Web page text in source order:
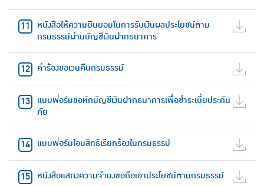
หนังสือให้ความยินยอมในการรับเงินผลประโยชน์ตาม
กรมธรรม์ผ่านบัญชีเงินฝากธนาคาร
คำร้องขอเวนคืนกรมธรรม์
แบบฟอร์มขอหักบัญชีเงินฝากธนาคารเพื่อชำระเบี้ยประกัน
ภัย
แบบฟอร์มโอนสิทธิเรียกร้องในกรมธรรม์
หนังสือแสดงความจำนงขอถือเอาประโยชน์ตามกรมธรรม์